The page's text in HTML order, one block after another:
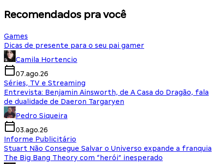
Recomendados pra você
Games
Dicas de presente para o seu pai gamer
Camila Hortencio
07.ago.26
Séries, TV e Streaming
Entrevista: Benjamin Ainsworth, de A Casa do Dragão, fala
de dualidade de Daeron Targaryen
Pedro Siqueira
03.ago.26
Informe Publicitário
Stuart Não Consegue Salvar o Universo expande a franquia
The Big Bang Theory com “herói” inesperado